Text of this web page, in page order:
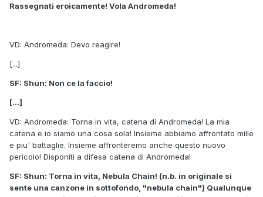
Rassegnati eroicamente! Vola Andromeda!
VD: Andromeda: Devo reagire!
[...]
SF: Shun: Non ce la faccio!
[...]
VD: Andromeda: Torna in vita, catena di Andromeda! La mia
catena e io siamo una cosa sola! Insieme abbiamo affrontato mille
e piu' battaglie. Insieme affronteremo anche questo nuovo
pericolo! Disponiti a difesa catena di Andromeda!
SF: Shun: Torna in vita, Nebula Chain! (n.b. in originale si
sente una canzone in sottofondo, "nebula chain") Qualunque